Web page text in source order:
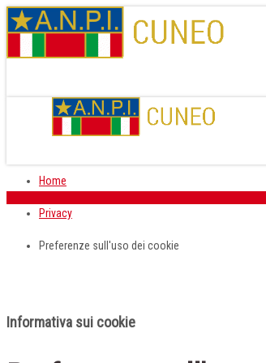
Home
Privacy
Preferenze sull'uso dei cookie
Informativa sui cookie